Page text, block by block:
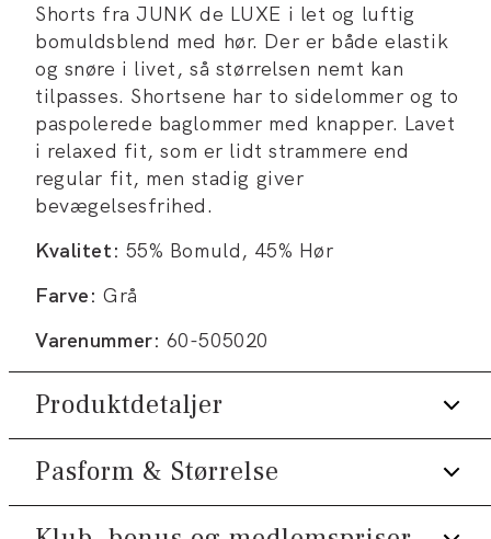
Shorts fra JUNK de LUXE i let og luftig
bomuldsblend med hør. Der er både elastik
og snøre i livet, så størrelsen nemt kan
tilpasses. Shortsene har to sidelommer og to
paspolerede baglommer med knapper. Lavet
i relaxed fit, som er lidt strammere end
regular fit, men stadig giver
bevægelsesfrihed.
Kvalitet: 55% Bomuld, 45% Hør
Farve: Grå
Varenummer: 60-505020
Produktdetaljer
Der er to paspolerede baglommer med
Fremstillet i bomuldsblend med hør.
Pasform & Størrelse